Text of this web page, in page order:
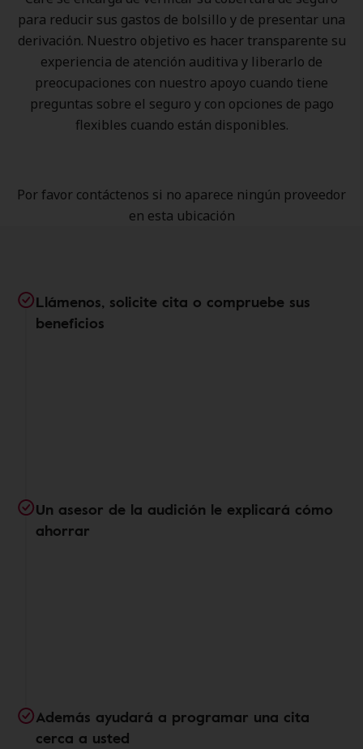
para reducir sus gastos de bolsillo y de presentar una
derivación. Nuestro objetivo es hacer transparente su
experiencia de atención auditiva y liberarlo de
preocupaciones con nuestro apoyo cuando tiene
preguntas sobre el seguro y con opciones de pago
flexibles cuando están disponibles.
Por favor contáctenos si no aparece ningún proveedor
en esta ubicación
Llámenos, solicite cita o compruebe sus
beneficios
Un asesor de la audición le explicará cómo
ahorrar
Además ayudará a programar una cita
cerca a usted